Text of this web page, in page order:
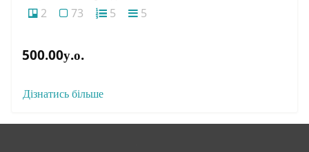
2
73 5 5
500.00у.о.
Дізнатись більше